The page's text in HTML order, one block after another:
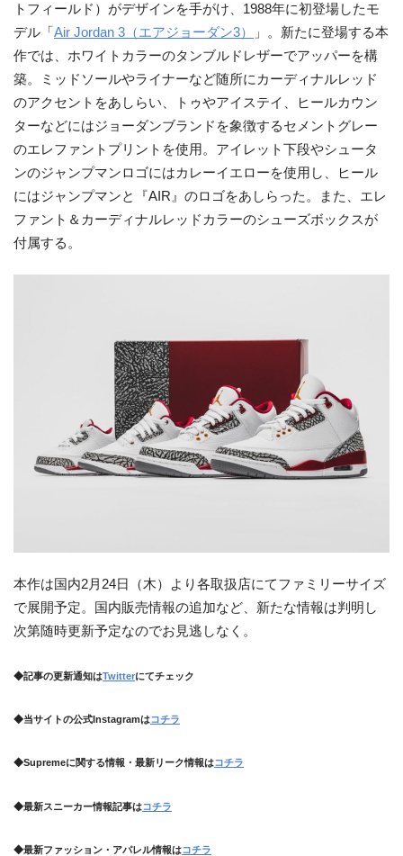
トフィールド）がデザインを手がけ、1988年に初登場したモ
デル「 Air Jordan 3（エアジョーダン3）
」。新たに登場する本
作では、ホワイトカラーのタンブルドレザーでアッパーを構
築。ミッドソールやライナーなど随所にカーディナルレッド
のアクセントをあしらい、トゥやアイステイ、ヒールカウン
ターなどにはジョーダンブランドを象徴するセメントグレー
のエレファントプリントを使用。アイレット下段やシュータ
ンのジャンプマンロゴにはカレーイエローを使用し、ヒール
にはジャンプマンと『AIR』のロゴをあしらった。また、エレ
ファント＆カーディナルレッドカラーのシューズボックスが
付属する。
本作は国内2月24日（木）より各取扱店にてファミリーサイズ
で展開予定。国内販売情報の追加など、新たな情報は判明し
次第随時更新予定なのでお見逃しなく。
◆記事の更新通知はTwitterにてチェック
◆当サイトの公式Instagramはコチラ
◆Supremeに関する情報・最新リーク情報はコチラ
◆最新スニーカー情報記事はコチラ
◆最新ファッション・アパレル情報はコチラ